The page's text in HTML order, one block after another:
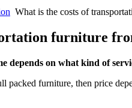
What is the costs of
furniture
depends on what kind of
packed furniture, then price